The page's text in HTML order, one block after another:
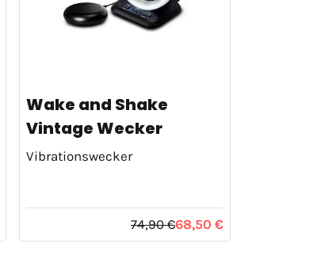
Wake and Shake
Vintage Wecker
Vibrationswecker
74,90 €68,50 €